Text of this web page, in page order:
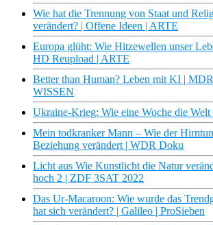
Wie hat die Trennung von Staat und
verändert? | Offene Ideen | ARTE
Europa glüht: Wie Hitzewellen unser
HD Reupload | ARTE
Better than Human? Leben mit KI |
WISSEN
Ukraine-Krieg: Wie eine Woche die
Mein todkranker Mann – Wie der
Beziehung verändert | WDR Doku
Licht aus Wie Kunstlicht die Natur
hoch 2 | ZDF 3SAT 2022
Das Ur-Macaroon: Wie wurde das
hat sich verändert? | Galileo | ProSieben